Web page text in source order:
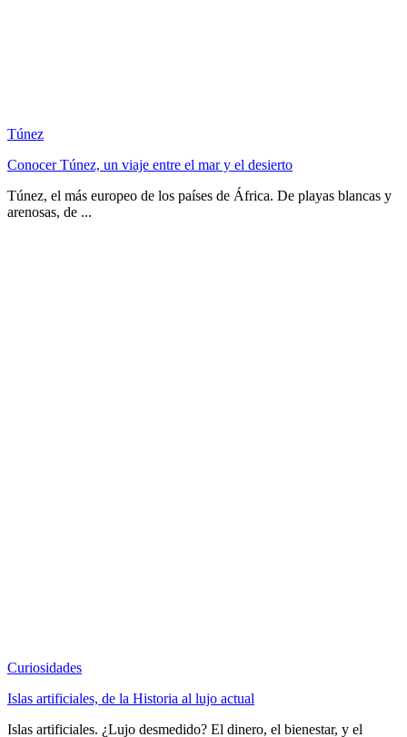
Túnez
Conocer Túnez, un viaje entre el mar y el desierto
Túnez, el más europeo de los países de África. De playas blancas y
arenosas, de ...
Curiosidades
Islas artificiales, de la Historia al lujo actual
Islas artificiales. ¿Lujo desmedido? El dinero, el bienestar, y el